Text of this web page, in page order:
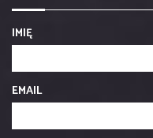
IMIĘ
EMAIL